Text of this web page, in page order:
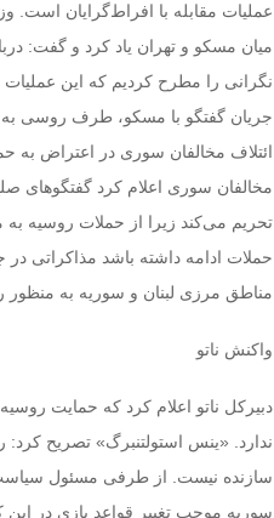
عملیات مقابله با افراط‌گرایان است.
میان مسکو و تهران یاد کرد و گفت:
نگرانی را مطرح کردیم که این
جریان گفتگو با مسکو، طرف روسی به
ائتلاف مخالفان سوری در اعتراض به
مخالفان سوری اعلام کرد گفتگوهای
تحریم می‌کند زیرا از حملات روسیه
حملات ادامه داشته باشد مذاکراتی
مناطق مرزی لبنان و سوریه به منظور
واکنش ناتو
دبیرکل ناتو اعلام کرد که حمایت
ندارد. «ینس استولتنبرگ» تصریح کرد:
سازنده نیست. از طرفی مسئول سیاست
سوریه موجب تغییر قواعد بازی در